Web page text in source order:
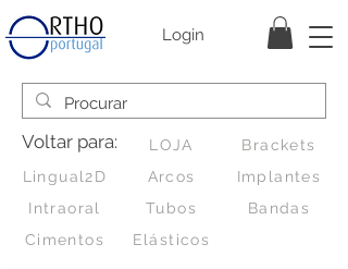
Login
Voltar para: LOJA
Brackets
Lingual2D
Intraoral
Cimentos
Arcos
Tubos
Elásticos
Implantes
Bandas